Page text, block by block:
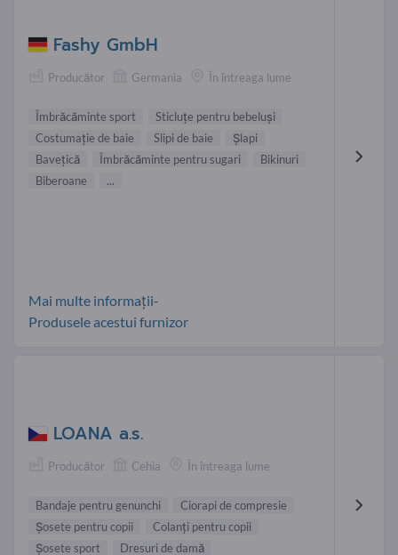
Fashy GmbH
Producător Germania În întreaga lume
Îmbrăcăminte sport
Sticluţe pentru bebeluşi
Costumaţie de baie
Slipi de baie
Şlapi
Baveţică
Îmbrăcăminte pentru sugari
Bikinuri
Biberoane
...
Mai multe informații-
Produsele acestui furnizor
LOANA a.s.
Producător Cehia În întreaga lume
Bandaje pentru genunchi
Ciorapi de compresie
Şosete pentru copii
Colanți pentru copii
Şosete sport
Dresuri de damă